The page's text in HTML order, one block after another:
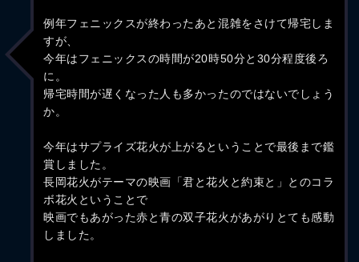
例年フェニックスが終わったあと混雑をさけて帰宅しま
すが、
今年はフェニックスの時間が20時50分と30分程度後ろ
に。
帰宅時間が遅くなった人も多かったのではないでしょう
か。
今年はサプライズ花火が上がるということで最後まで鑑
賞しました。
長岡花火がテーマの映画「君と花火と約束と」とのコラ
ボ花火ということで
映画でもあがった赤と青の双子花火があがりとても感動
しました。